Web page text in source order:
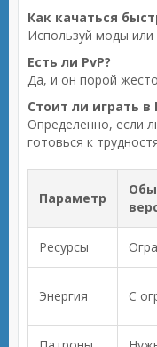
Как качаться
Используй моды или
Есть ли PvP?
Да, и он порой
Стоит ли играть
Определенно, если
готовься к
Параметр
Ресурсы
Энергия С